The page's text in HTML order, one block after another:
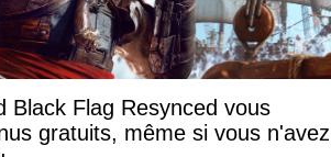
Black Flag Resynced vous
gratuits, même si vous n'avez